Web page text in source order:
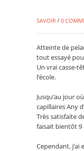
SAVOIR / 0
Atteinte de
tout essayé
Un vrai casse-
l’école.
Jusqu’au jour
capillaires Any
Très satisfaite
faisait bientôt 9
Cependant,